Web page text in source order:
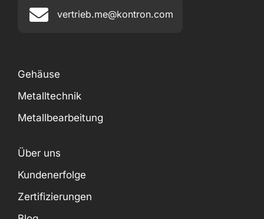
vertrieb.me@kontron.com
Gehäuse
Metalltechnik
Metallbearbeitung
Über uns
Kundenerfolge
Zertifizierungen